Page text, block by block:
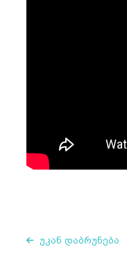
უკან დაბრუნება